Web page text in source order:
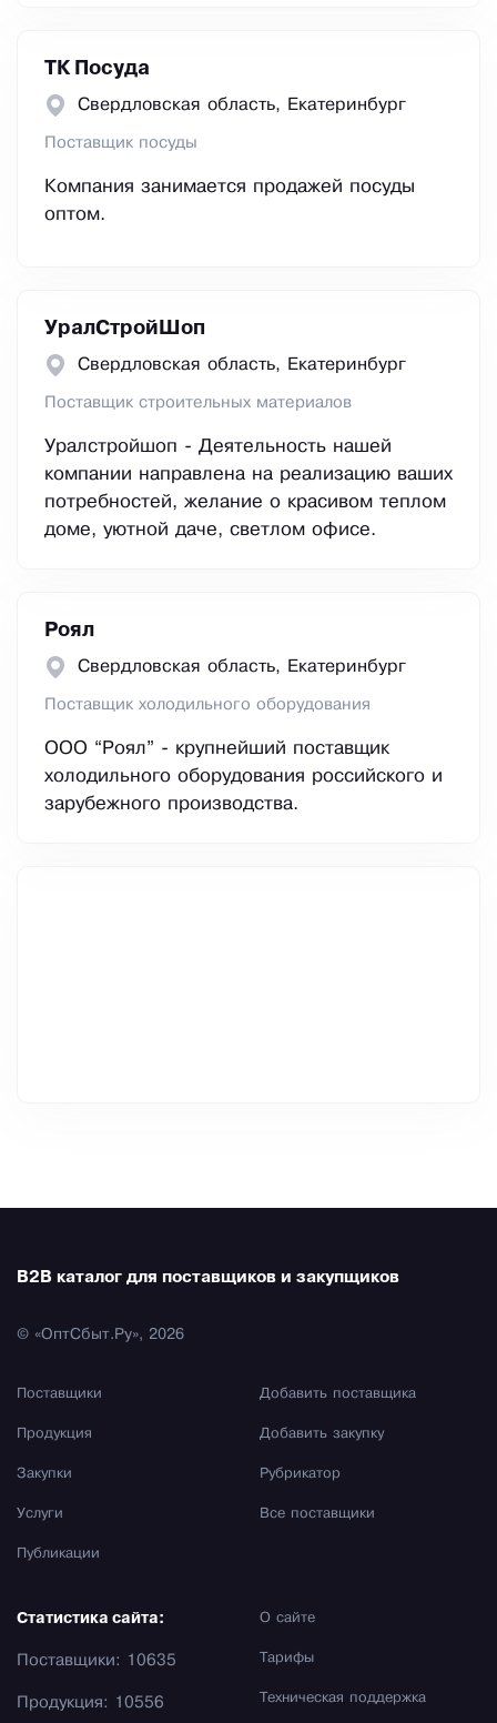
ТК Посуда
Свердловская область, Екатеринбург
Поставщик посуды
Компания занимается продажей посуды
оптом.
УралСтройШоп
Свердловская область, Екатеринбург
Поставщик строительных материалов
Уралстройшоп - Деятельность нашей
компании направлена на реализацию ваших
потребностей, желание о красивом теплом
доме, уютной даче, светлом офисе.
Роял
Свердловская область, Екатеринбург
Поставщик холодильного оборудования
ООО “Роял” - крупнейший поставщик
холодильного оборудования российского и
зарубежного производства.
B2B каталог для поставщиков и закупщиков
© «ОптСбыт.Ру», 2026
Поставщики
Продукция
Закупки
Услуги
Публикации
Добавить поставщика
Добавить закупку
Рубрикатор
Все поставщики
О сайте
Тарифы
Техническая поддержка
Статистика сайта:
Поставщики: 10635
Продукция: 10556